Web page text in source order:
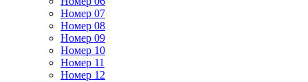
Номер 07
Номер 08
Номер 09
Номер 10
Номер 11
Номер 12